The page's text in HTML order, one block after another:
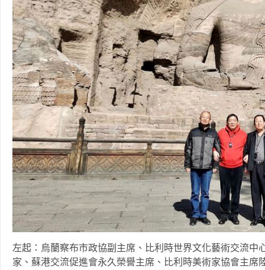
左起：烏蘭察布市政協副主席、比利時世界文化藝術交流中
家、蘇港交流促進會永久榮譽主席、比利時美術家協會主席